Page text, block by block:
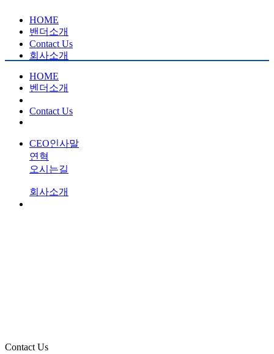
HOME
밴더소개
Contact Us
회사소개
HOME
벤더소개
Contact Us
CEO인사말
연혁
오시는길
회사소개
Contact Us